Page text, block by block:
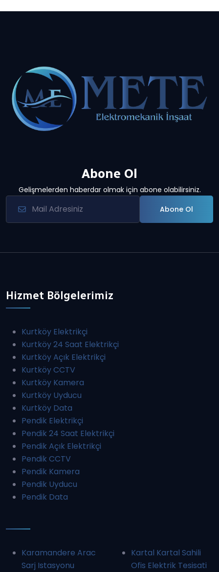
Abone Ol
Gelişmelerden haberdar olmak için abone olabilirsiniz.
Abone Ol
Hizmet Bölgelerimiz
Kurtköy Elektrikçi
Kurtköy 24 Saat Elektrikçi
Kurtköy Açık Elektrikçi
Kurtköy CCTV
Kurtköy Kamera
Kurtköy Uyducu
Kurtköy Data
Pendik Elektrikçi
Pendik 24 Saat Elektrikçi
Pendik Açık Elektrikçi
Pendik CCTV
Pendik Kamera
Pendik Uyducu
Pendik Data
Karamandere Arac
Sarj Istasyonu
Kartal Kartal Sahili
Ofis Elektrik Tesisati